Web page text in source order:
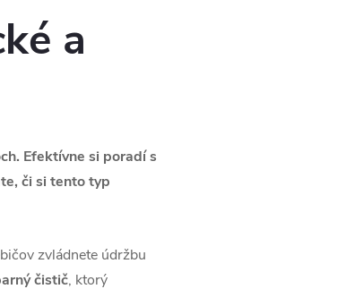
a
Efektívne si poradí s
či si tento typ
zvládnete údržbu
čistič, ktorý